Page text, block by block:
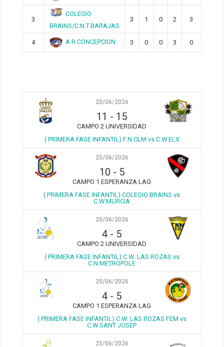
3
COLEGIO
BRAINS/C.N.T.BARAJAS
3 1 0 2 3
4 A.R.CONCEPCION 3 0 0 3 0
25/06/2026
11 - 15
CAMPO 2 UNIVERSIDAD
( PRIMERA FASE INFANTIL) F.N.CLM vs C.W.ELX
25/06/2026
10 - 5
CAMPO 1 ESPERANZA LAG
( PRIMERA FASE INFANTIL) COLEGIO BRAINS vs
C.W.MURCIA
25/06/2026
4 - 5
CAMPO 2 UNIVERSIDAD
( PRIMERA FASE INFANTIL) C.W. LAS ROZAS vs
C.N.METROPOLE
25/06/2026
4 - 5
CAMPO 1 ESPERANZA LAG
( PRIMERA FASE INFANTIL) C.W. LAS ROZAS FEM vs
C.W.SANT JOSEP
25/06/2026